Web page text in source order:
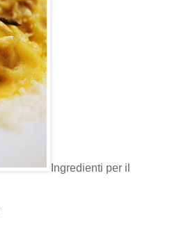
Ingredienti per il